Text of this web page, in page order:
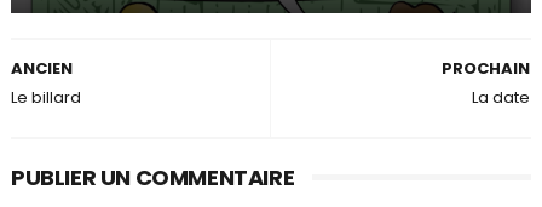
PROCHAIN
La date
ANCIEN
Le billard
PUBLIER UN COMMENTAIRE